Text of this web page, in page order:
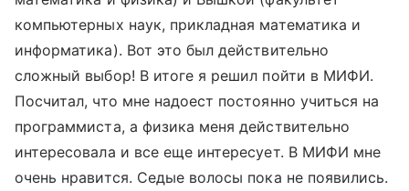
компьютерных наук, прикладная математика и
информатика). Вот это был действительно
сложный выбор! В итоге я решил пойти в МИФИ.
Посчитал, что мне надоест постоянно учиться на
программиста, а физика меня действительно
интересовала и все еще интересует. В МИФИ мне
очень нравится. Седые волосы пока не появились.